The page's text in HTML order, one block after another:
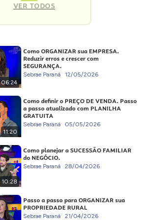
VER TODOS
06:24
Como ORGANIZAR sua EMPRESA.
Reduzir erros e crescer com
SEGURANÇA.
Sebrae Paraná 12/05/2026
11:20
Como definir o PREÇO DE VENDA. Passo
a passo atualizado com PLANILHA
GRATUITA
Sebrae Paraná 05/05/2026
10:28
Como planejar a SUCESSÃO FAMILIAR
do NEGÓCIO.
Sebrae Paraná 28/04/2026
Passo a passo para ORGANIZAR sua
PROPRIEDADE RURAL
Sebrae Paraná 21/04/2026